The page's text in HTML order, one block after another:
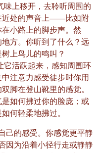
味上移开，去聆听周围的
近处的声音上——比如附
小路上的脚步声。然
方。你听到了什么？远
上鸟儿的鸣叫？
它活跃起来，感知周围环
注意力感受徒步时你用
脚在登山靴里的感觉。
如何拂过你的脸庞；或
何轻柔地拂过。
己的感受。你感觉更平静
因为沿着小径行走或静静